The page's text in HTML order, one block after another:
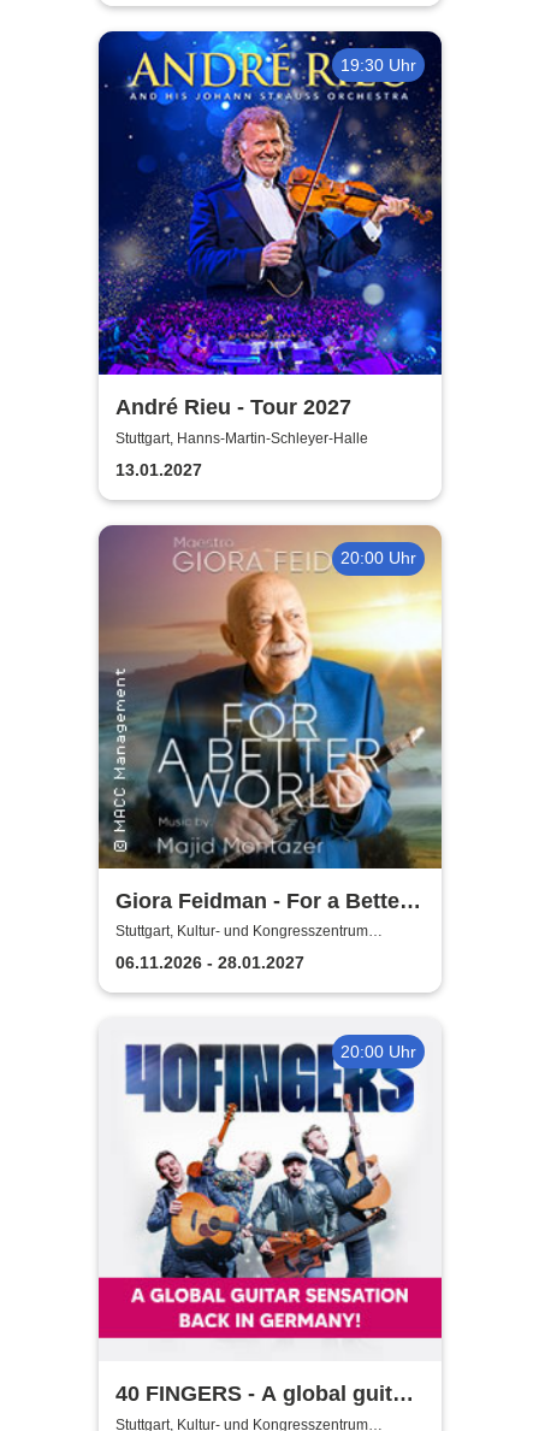
19:30 Uhr
André Rieu - Tour 2027
Stuttgart, Hanns-Martin-Schleyer-Halle
13.01.2027
20:00 Uhr
Giora Feidman - For a Better
World
Stuttgart, Kultur- und Kongresszentrum
Liederhalle Stuttgart
06.11.2026 - 28.01.2027
20:00 Uhr
40 FINGERS - A global guitar
sensation - Back in Germany
Stuttgart, Kultur- und Kongresszentrum